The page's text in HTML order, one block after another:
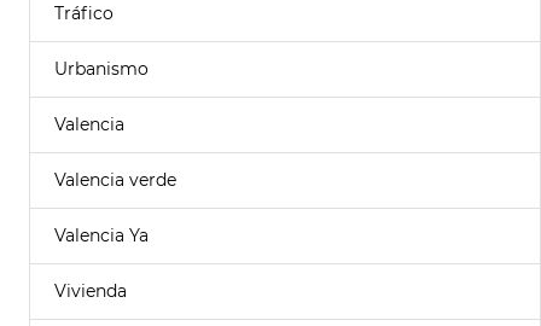
Tráfico
Urbanismo
Valencia
Valencia verde
Valencia Ya
Vivienda